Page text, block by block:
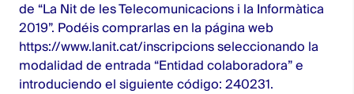
de “La Nit de les Telecomunicacions i la Informàtica
2019”. Podéis comprarlas en la página web
https://www.lanit.cat/inscripcionsseleccionando la
modalidad de entrada “Entidad colaboradora” e
introduciendo el siguiente código: 240231.